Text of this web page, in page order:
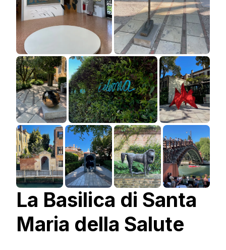
La Basilica di Santa
Maria della Salute